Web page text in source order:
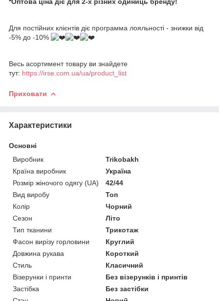
Для постійних клієнтів діє программа лояльності - знижки від
-5% до -10%
Весь асортимент товару ви знайдете
тут: https://irse.com.ua/ua/product_list
Приховати
Характеристики
Основні
Виробник
Trikobakh
Країна виробник
Україна
Розмір жіночого одягу (UA)
42/44
Вид виробу
Топ
Колір
Чорний
Сезон
Літо
Тип тканини
Трикотаж
Фасон вирізу горловини
Круглий
Довжина рукава
Короткий
Стиль
Класичний
Візерунки і принти
Без візерунків і принтів
Застібка
Без застібки